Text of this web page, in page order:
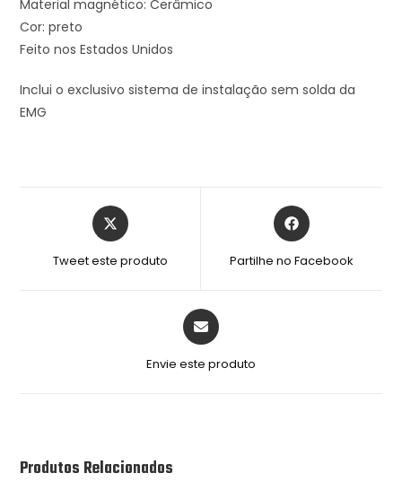
Material magnético: Cerâmico
Cor: preto
Feito nos Estados Unidos
Inclui o exclusivo sistema de instalação sem solda da
EMG
Tweet este produto Partilhe no Facebook
Envie este produto
Produtos Relacionados